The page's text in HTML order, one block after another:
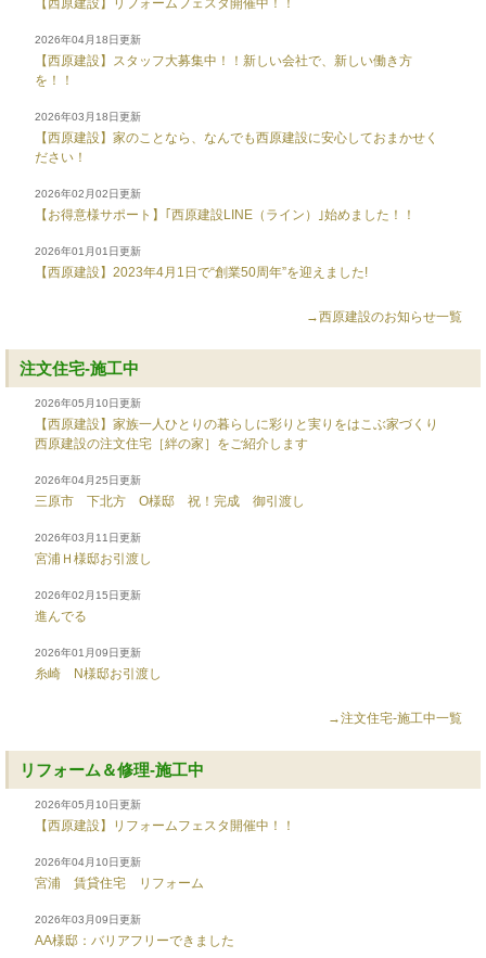
【西原建設】リフォームフェスタ開催中！！
2026年04月18日更新
【西原建設】スタッフ大募集中！！新しい会社で、新しい働き方
を！！
2026年03月18日更新
【西原建設】家のことなら、なんでも西原建設に安心しておまかせく
ださい！
2026年02月02日更新
【お得意様サポート】｢西原建設LINE（ライン）｣始めました！！
2026年01月01日更新
【西原建設】2023年4月1日で“創業50周年”を迎えました!
→西原建設のお知らせ一覧
注文住宅-施工中
2026年05月10日更新
【西原建設】家族一人ひとりの暮らしに彩りと実りをはこぶ家づくり
西原建設の注文住宅［絆の家］をご紹介します
2026年04月25日更新
三原市 下北方 O様邸 祝！完成 御引渡し
2026年03月11日更新
宮浦Ｈ様邸お引渡し
2026年02月15日更新
進んでる
2026年01月09日更新
糸崎 N様邸お引渡し
→注文住宅-施工中一覧
リフォーム＆修理-施工中
2026年05月10日更新
【西原建設】リフォームフェスタ開催中！！
2026年04月10日更新
宮浦 賃貸住宅 リフォーム
2026年03月09日更新
AA様邸：バリアフリーできました